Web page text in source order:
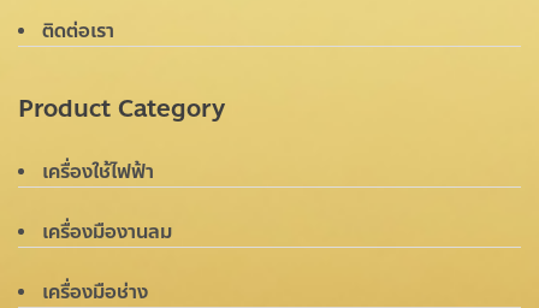
ติดต่อเรา
Product Category
เครื่องใช้ไฟฟ้า
เครื่องมืองานลม
เครื่องมือช่าง